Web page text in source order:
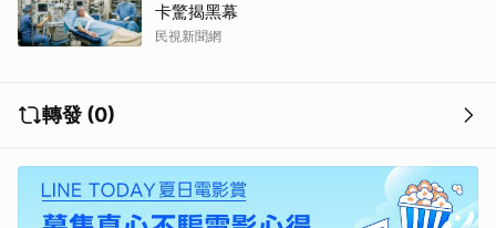
卡驚揭黑幕
民視新聞網
轉發 (0)